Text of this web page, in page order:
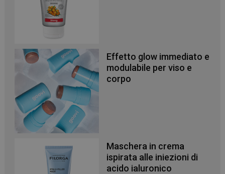
Effetto glow immediato e
modulabile per viso e
corpo
Maschera in crema
ispirata alle iniezioni di
acido ialuronico